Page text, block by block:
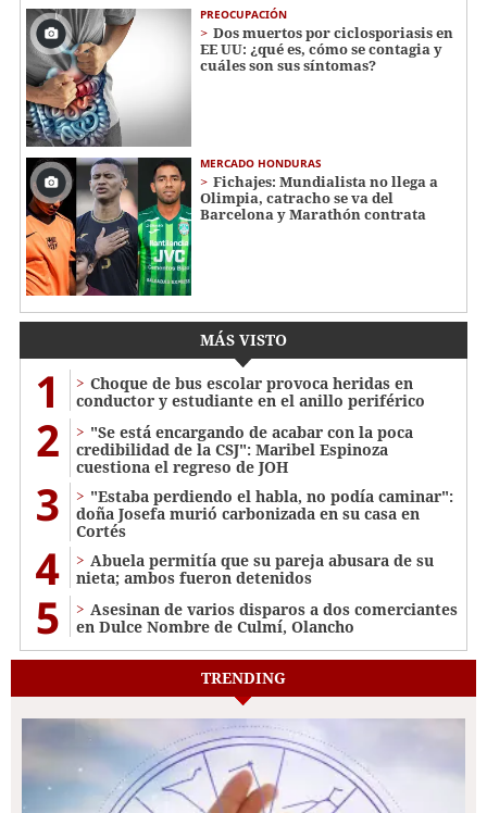
PREOCUPACIÓN
Dos muertos por ciclosporiasis en
EE UU: ¿qué es, cómo se contagia y
cuáles son sus síntomas?
MERCADO HONDURAS
Fichajes: Mundialista no llega a
Olimpia, catracho se va del
Barcelona y Marathón contrata
MÁS VISTO
1
Choque de bus escolar provoca heridas en
conductor y estudiante en el anillo periférico
2
"Se está encargando de acabar con la poca
credibilidad de la CSJ": Maribel Espinoza
cuestiona el regreso de JOH
3
"Estaba perdiendo el habla, no podía caminar":
doña Josefa murió carbonizada en su casa en
Cortés
4
Abuela permitía que su pareja abusara de su
nieta; ambos fueron detenidos
5
Asesinan de varios disparos a dos comerciantes
en Dulce Nombre de Culmí, Olancho
TRENDING